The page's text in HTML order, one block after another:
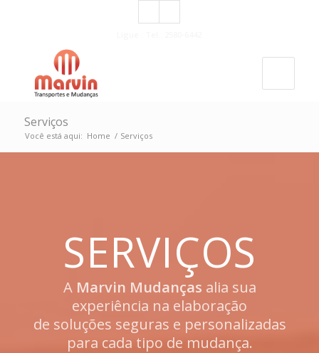
Serviços
Você está aqui: Home / Serviços
SERVIÇOS
A Marvin Mudanças alia sua
experiência na elaboração
de soluções seguras e personalizadas
para cada tipo de mudança.